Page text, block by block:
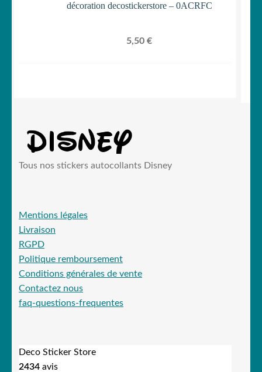
décoration decostickerstore – 0ACRFC
5,50 €
Tous nos stickers autocollants Disney
Mentions légales
Livraison
RGPD
Politique remboursement
Conditions générales de vente
Contactez nous
faq-questions-frequentes
Deco Sticker Store
2434 avis